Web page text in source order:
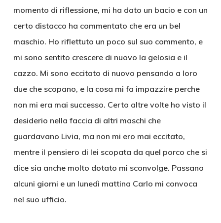
momento di riflessione, mi ha dato un bacio e con un
certo distacco ha commentato che era un bel
maschio. Ho riflettuto un poco sul suo commento, e
mi sono sentito crescere di nuovo la gelosia e il
cazzo. Mi sono eccitato di nuovo pensando a loro
due che scopano, e la cosa mi fa impazzire perche
non mi era mai successo. Certo altre volte ho visto il
desiderio nella faccia di altri maschi che
guardavano Livia, ma non mi ero mai eccitato,
mentre il pensiero di lei scopata da quel porco che si
dice sia anche molto dotato mi sconvolge. Passano
alcuni giorni e un lunedì mattina Carlo mi convoca
nel suo ufficio.